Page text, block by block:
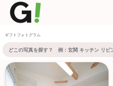
ギフトフォトグラム